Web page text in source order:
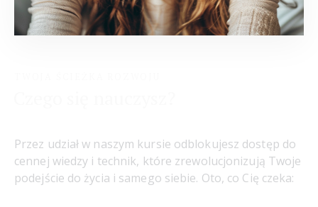
Przez udział w naszym kursie odblokujesz dostęp do
cennej wiedzy i technik, które zrewolucjonizują Twoje
podejście do życia i samego siebie. Oto, co Cię czeka: